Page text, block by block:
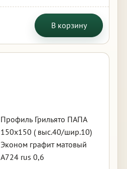
В корзину
Профиль Грильято ПАПА
150х150 ( выс.40/шир.10)
Эконом графит матовый
А724 rus 0,6